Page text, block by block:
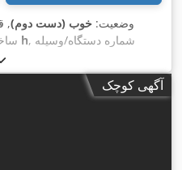
وضعیت: خوب (دست دوم),
۱۰٬۲۴۶ h, شماره دستگاه/وسیله
آگهی کوچک